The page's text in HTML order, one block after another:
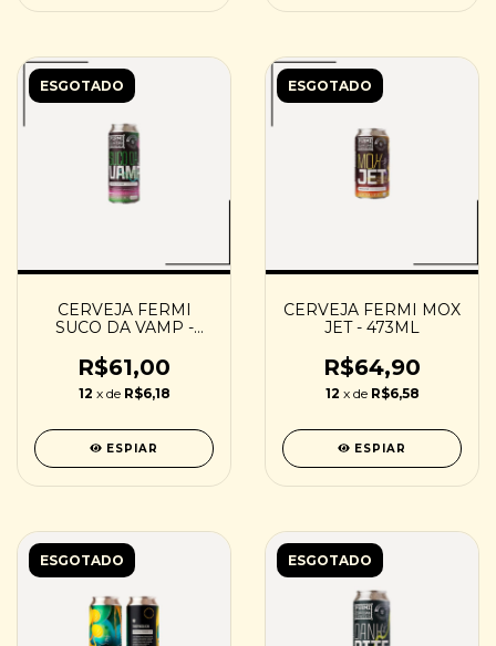
ESGOTADO
CERVEJA FERMI
SUCO DA VAMP -
R$61,00
12 x de R$6,18
ESPIAR
ESGOTADO
CERVEJA FERMI MOX
JET - 473ML
R$64,90
12 x de R$6,58
ESPIAR
ESGOTADO ESGOTADO